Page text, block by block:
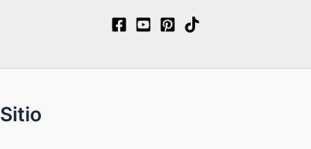
Sitio